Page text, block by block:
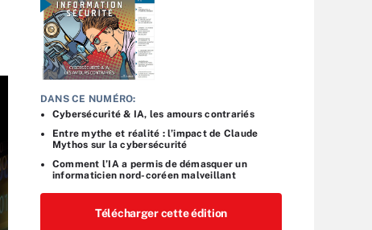
DANS CE NUMÉRO:
Cybersécurité & IA, les amours contrariés
Entre mythe et réalité : l’impact de Claude
Mythos sur la cybersécurité
Comment l’IA a permis de démasquer un
informaticien nord-coréen malveillant
Télécharger cette édition